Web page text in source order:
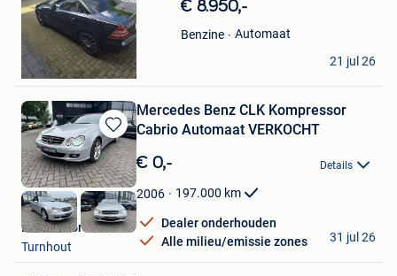
Mijn
Favorieten
€ 8.950,-
Benzine
Automaat
jan
Lommel
21 jul 26
Bewaren
in
Mijn
Favorieten
Mercedes Benz CLK Kompressor
Cabrio Automaat VERKOCHT
€ 0,- Details
2006 197.000 km
Dealer onderhouden
Alle milieu/emissie zones
B&G Motors
Turnhout
31 jul 26